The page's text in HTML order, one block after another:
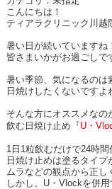
こんにちは！
ティアラクリニック川
暑い日が続いていますね
皆さまいかがお過ごしで
暑い季節、気になるのは
日焼けしたくないですよ
そんな方にオススメなの
飲む日焼け止め『U・
1日1粒飲むだけで24時間
日焼け止めは塗るタイプ
ムラなどの観点から正し
しかし、U・Vlockを併